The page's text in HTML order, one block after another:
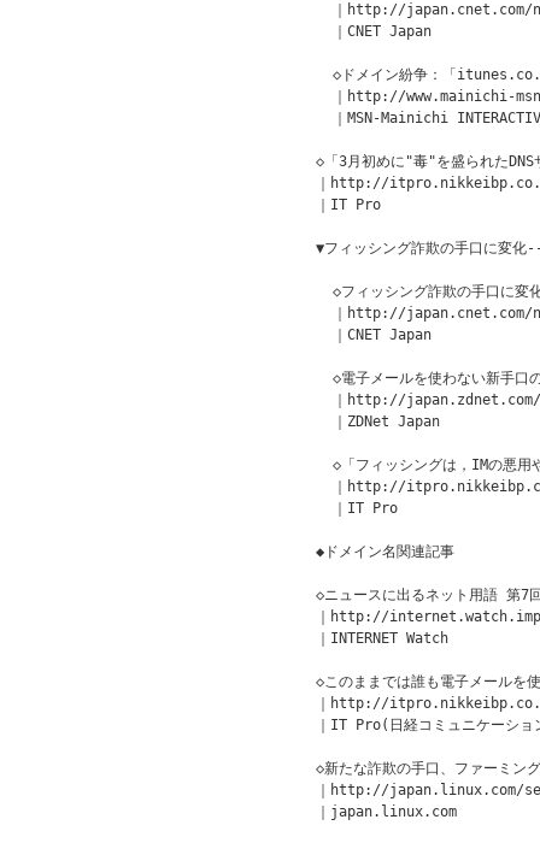
｜http://
  ｜CNET Japan
◇ドメイン紛争：「
｜http://www.mainichi-
｜MSN-Mainichi
◇「3月初めに"毒"を盛られた
｜http://
｜IT Pro
▼フィッシング詐欺の手口に変化
◇フィッシング詐欺の手口に変
｜http://
  ｜CNET Japan
◇電子メールを使わない新手口
｜http://
  ｜ZDNet Japan
◇「フィッシングは，IMの悪用
｜http://
  ｜IT Pro
◆ドメイン名関連記事
◇ニュースに出るネット用語 第
｜http://
｜INTERNET Watch
◇このままでは誰も電子メールを
｜http://
｜IT Pro(日経コミュニケーショ
◇新たな詐欺の手口、ファーミング
｜http://japan.linux.com/
｜japan.linux.com